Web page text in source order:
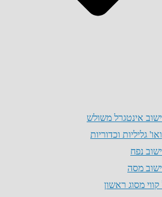
אינטגרל משולש
גליליות וכדוריות
נפח
מסה
מסוג ראשון